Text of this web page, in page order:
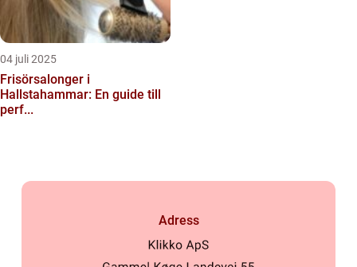
04 juli 2025
Frisörsalonger i
Hallstahammar: En guide till
perf...
Adress